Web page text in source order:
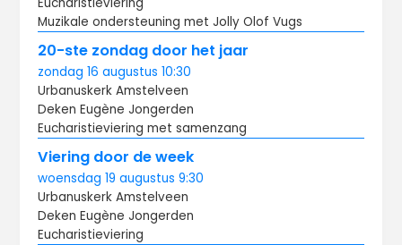
Muzikale ondersteuning met Jolly Olof Vugs
20-ste zondag door het jaar
zondag 16 augustus10:30
Urbanuskerk Amstelveen
Deken Eugène Jongerden
Eucharistieviering met samenzang
Viering door de week
woensdag 19 augustus9:30
Urbanuskerk Amstelveen
Deken Eugène Jongerden
Eucharistieviering